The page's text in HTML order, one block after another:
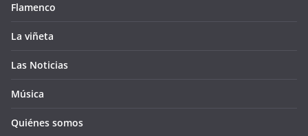
Flamenco
La viñeta
Las Noticias
Música
Quiénes somos